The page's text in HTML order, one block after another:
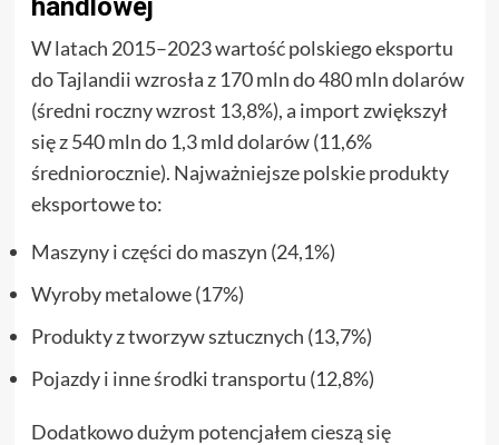
handlowej
W latach 2015–2023 wartość polskiego eksportu
do Tajlandii wzrosła z 170 mln do 480 mln dolarów
(średni roczny wzrost 13,8%), a import zwiększył
się z 540 mln do 1,3 mld dolarów (11,6%
średniorocznie). Najważniejsze polskie produkty
eksportowe to:
Maszyny i części do maszyn (24,1%)
Wyroby metalowe (17%)
Produkty z tworzyw sztucznych (13,7%)
Pojazdy i inne środki transportu (12,8%)
Dodatkowo dużym potencjałem cieszą się